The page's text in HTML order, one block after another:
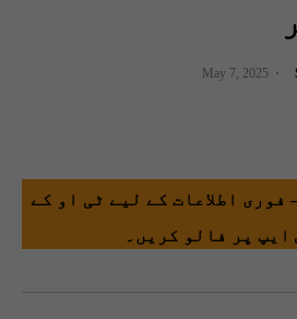
May 7, 2025
فوری اطلاعات کے لیے ٹی او کے
ایپ پر فالو کریں۔